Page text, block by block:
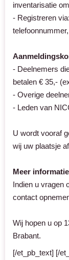
inventarisatie
- Registreren via:
- Deelnemers
betalen € 35,-
- Overige
- Leden van
U wordt vooraf
wij uw plaatsje
Meer informatie
Indien u vragen
contact
Wij hopen u op
Brabant.
[/et_pb_text] [/